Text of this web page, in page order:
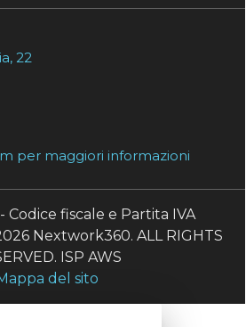
22
per maggiori informazioni
Codice fiscale e Partita IVA
Nextwork360. ALL RIGHTS
ISP AWS
del sito